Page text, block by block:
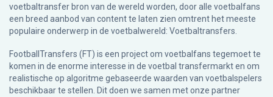
voetbaltransfer bron van de wereld worden, door alle voetbalfans
een breed aanbod van content te laten zien omtrent het meeste
populaire onderwerp in de voetbalwereld: Voetbaltransfers.
FootballTransfers (FT) is een project om voetbalfans tegemoet te
komen in de enorme interesse in de voetbal transfermarkt en om
realistische op algoritme gebaseerde waarden van voetbalspelers
beschikbaar te stellen. Dit doen we samen met onze partner